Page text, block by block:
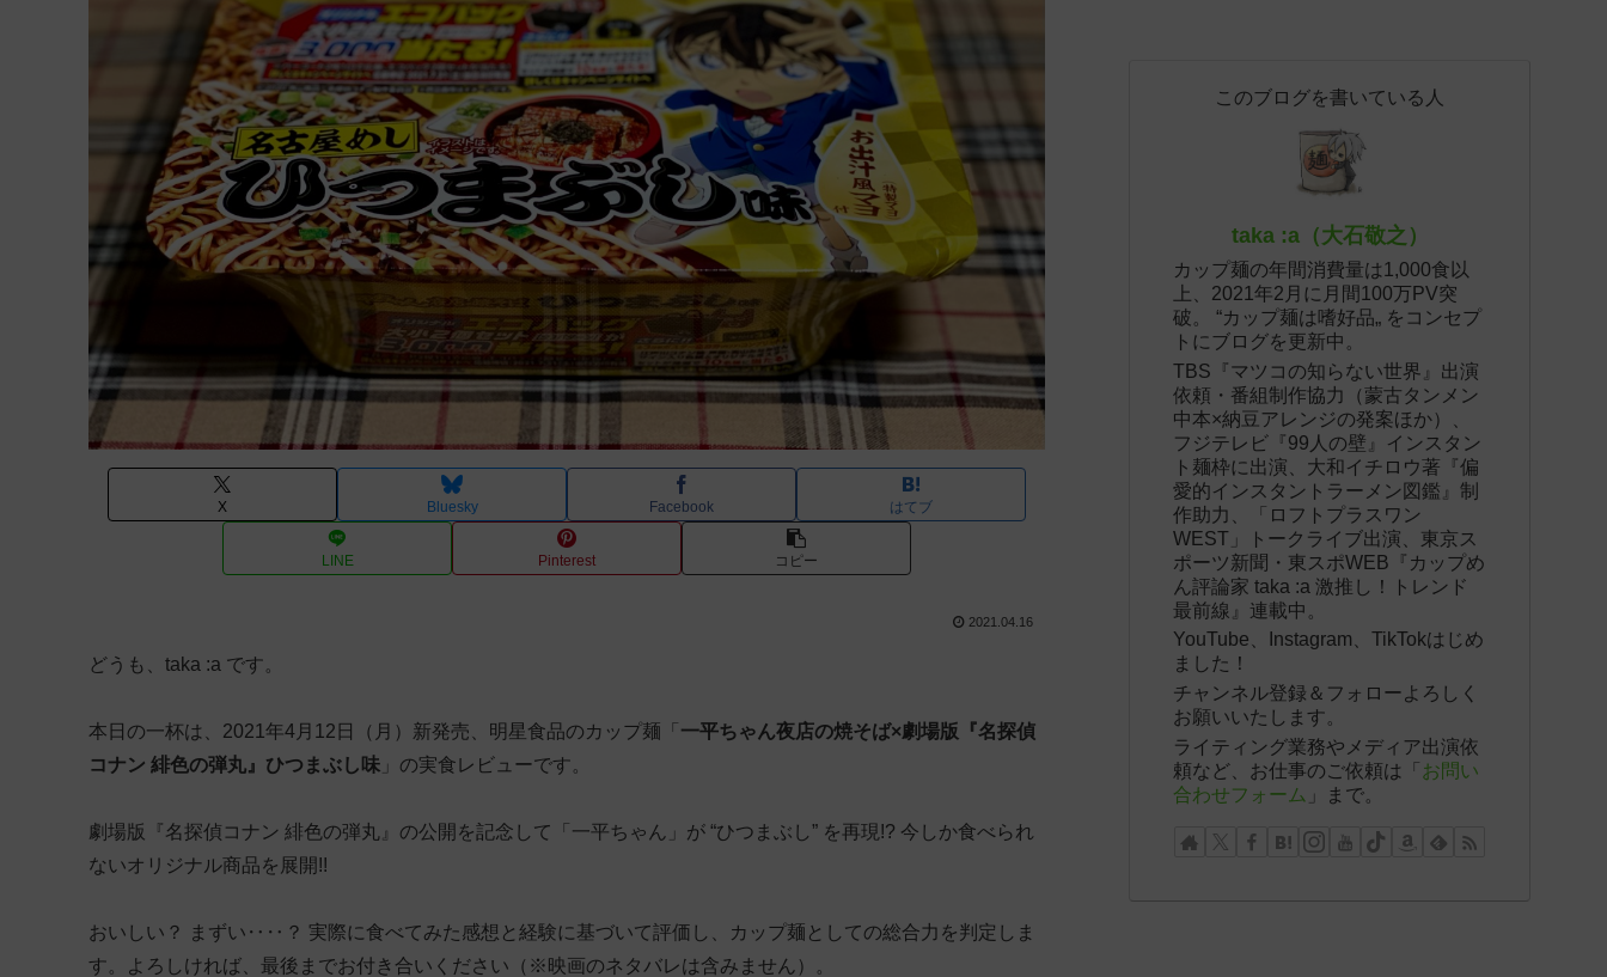
X Bluesky Facebook はてブ
LINE Pinterest コピー
2021.04.16
どうも、taka :a です。
本日の一杯は、2021年4月12日（月）新発売、明星食品のカップ麺「 一平ちゃん夜店の焼そば×劇場版『名探偵
コナン 緋色の弾丸』ひつまぶし味 」の実食レビューです。
劇場版『名探偵コナン 緋色の弾丸』の公開を記念して「一平ちゃん」が “ひつまぶし” を再現!? 今しか食べられ
ないオリジナル商品を展開!!
おいしい？ まずい‥‥？ 実際に食べてみた感想と経験に基づいて評価し、カップ麺としての総合力を判定しま
す。よろしければ、最後までお付き合いください（※映画のネタバレは含みません）。
このブログを書いている人
taka :a（大石敬之）
カップ麺の年間消費量は1,000食以
上、2021年2月に月間100万PV突
破。 “カップ麺は嗜好品„ をコンセプ
トにブログを更新中。
TBS『マツコの知らない世界』出演
依頼・番組制作協力（蒙古タンメン
中本×納豆アレンジの発案ほか）、
フジテレビ『99人の壁』インスタン
ト麺枠に出演、大和イチロウ著『偏
愛的インスタントラーメン図鑑』制
作助力、「ロフトプラスワン
WEST」トークライブ出演、東京ス
ポーツ新聞・東スポWEB『カップめ
ん評論家 taka :a 激推し！トレンド
最前線』連載中。
YouTube、Instagram、TikTokはじめ
ました！
チャンネル登録＆フォローよろしく
お願いいたします。
ライティング業務やメディア出演依
頼など、お仕事のご依頼は「 お問い
合わせフォーム 」まで。